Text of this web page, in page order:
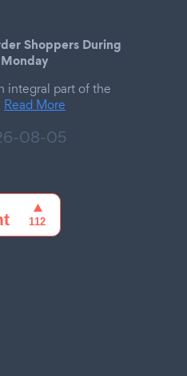
Shoppers During
integral part of the
Read More
08-05